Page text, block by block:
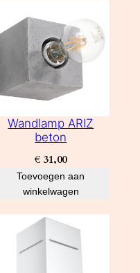
Wandlamp ARIZ
beton
€ 31,00
Toevoegen aan
winkelwagen